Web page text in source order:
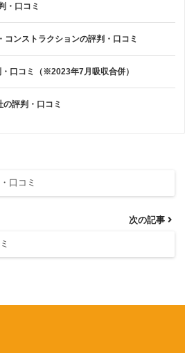
・口コミ
コンストラクションの評判・口コミ
口コミ（※2023年7月吸収合併）
評判・口コミ
口コミ
次の記事